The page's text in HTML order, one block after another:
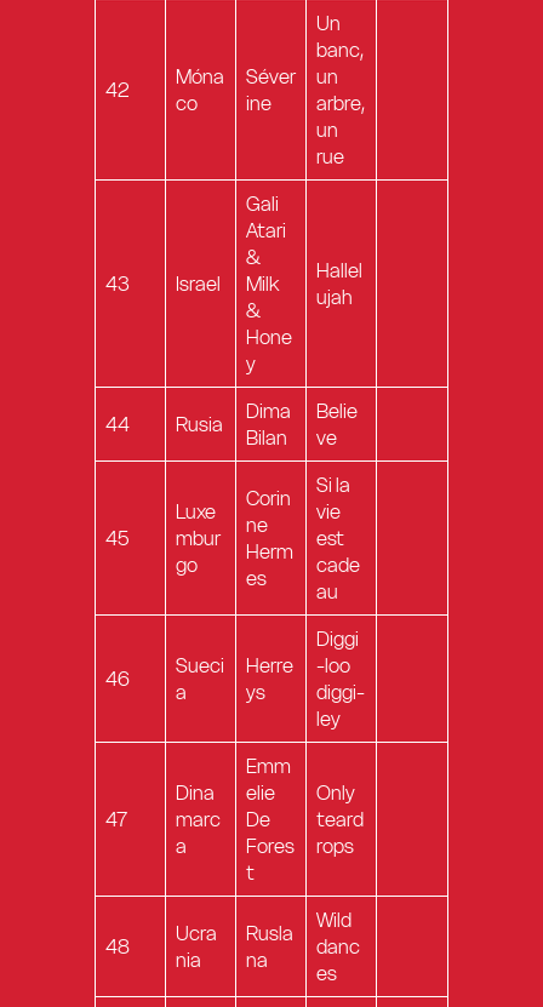
42
Móna
co
Séver
ine
Un
banc,
un
arbre,
un
rue
43 Israel
Gali
Atari
&
Milk
&
Hone
y
Hallel
ujah
44 Rusia
Dima
Bilan
Belie
ve
45
Luxe
mbur
go
Corin
ne
Herm
es
Si la
vie
est
cade
au
46
Sueci
a
Herre
ys
Diggi
-loo
diggi-
ley
47
Dina
marc
a
Emm
elie
De
Fores
t
Only
teard
rops
48
Ucra
nia
Rusla
na
Wild
danc
es